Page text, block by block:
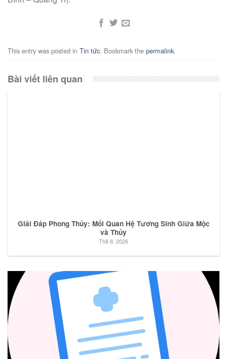
This entry was posted in Tin tức. Bookmark the permalink.
Bài viết liên quan
Giải Đáp Phong Thủy: Mối Quan Hệ Tương Sinh Giữa Mộc
và Thủy
Th8 8, 2026